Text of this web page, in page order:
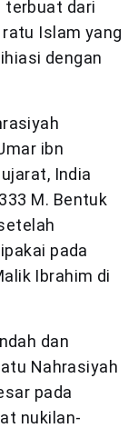
terbuat dari
Islam yang
dengan
ibn
India
M. Bentuk
pada
Ibrahim di
dan
Nahrasiyah
pada
nukilan-